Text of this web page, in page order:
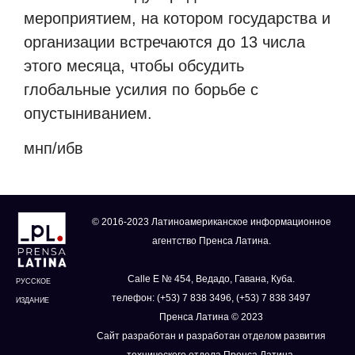
мероприятием, на котором государства и
организации встречаются до 13 числа
этого месяца, чтобы обсудить
глобальные усилия по борьбе с
опустыниванием.
мнп/ибв
РУССКОЕ
ИЗДАНИЕ
© 2016-2023 Латиноамериканское информационное
агентство Пренса Латина.
Calle E № 454, Ведадо, Гавана, Куба.
телефон: (+53) 7 838 3496, (+53) 7 838 3497
Пренса Латина © 2023
Сайт разработан и разработан отделом развития